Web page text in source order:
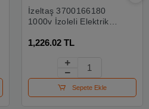
İzeltaş 3700166180
1000v İzoleli Elektrikçi
1,226.02 TL
Sepete Ekle